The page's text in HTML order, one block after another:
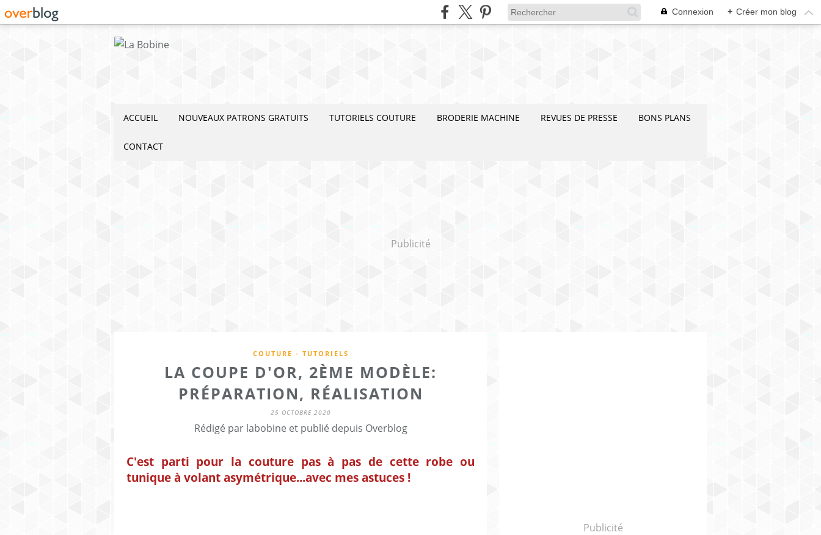
Connexion + Créer mon blog
ACCUEIL NOUVEAUX PATRONS GRATUITS TUTORIELS COUTURE BRODERIE MACHINE REVUES DE PRESSE BONS PLANS
CONTACT
Publicité
COUTURE - TUTORIELS
LA COUPE D'OR, 2ÈME MODÈLE:
PRÉPARATION, RÉALISATION
25 OCTOBRE 2020
Rédigé par labobine et publié depuis Overblog
C'est parti pour la couture pas à pas de cette robe ou
tunique à volant asymétrique...avec mes astuces !
Publicité